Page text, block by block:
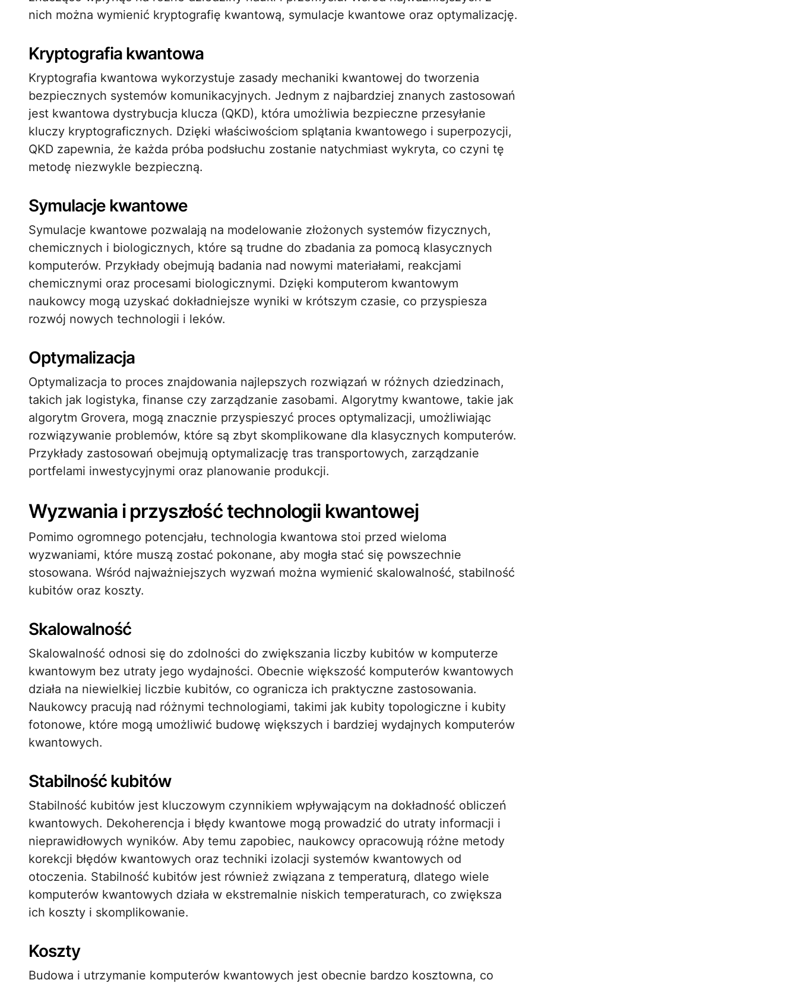
nich można wymienić kryptografię kwantową, symulacje kwantowe oraz optymalizację.
Kryptografia kwantowa
Kryptografia kwantowa wykorzystuje zasady mechaniki kwantowej do tworzenia
bezpiecznych systemów komunikacyjnych. Jednym z najbardziej znanych zastosowań
jest kwantowa dystrybucja klucza (QKD), która umożliwia bezpieczne przesyłanie
kluczy kryptograficznych. Dzięki właściwościom splątania kwantowego i superpozycji,
QKD zapewnia, że każda próba podsłuchu zostanie natychmiast wykryta, co czyni tę
metodę niezwykle bezpieczną.
Symulacje kwantowe
Symulacje kwantowe pozwalają na modelowanie złożonych systemów fizycznych,
chemicznych i biologicznych, które są trudne do zbadania za pomocą klasycznych
komputerów. Przykłady obejmują badania nad nowymi materiałami, reakcjami
chemicznymi oraz procesami biologicznymi. Dzięki komputerom kwantowym
naukowcy mogą uzyskać dokładniejsze wyniki w krótszym czasie, co przyspiesza
rozwój nowych technologii i leków.
Optymalizacja
Optymalizacja to proces znajdowania najlepszych rozwiązań w różnych dziedzinach,
takich jak logistyka, finanse czy zarządzanie zasobami. Algorytmy kwantowe, takie jak
algorytm Grovera, mogą znacznie przyspieszyć proces optymalizacji, umożliwiając
rozwiązywanie problemów, które są zbyt skomplikowane dla klasycznych komputerów.
Przykłady zastosowań obejmują optymalizację tras transportowych, zarządzanie
portfelami inwestycyjnymi oraz planowanie produkcji.
Wyzwania i przyszłość technologii kwantowej
Pomimo ogromnego potencjału, technologia kwantowa stoi przed wieloma
wyzwaniami, które muszą zostać pokonane, aby mogła stać się powszechnie
stosowana. Wśród najważniejszych wyzwań można wymienić skalowalność, stabilność
kubitów oraz koszty.
Skalowalność
Skalowalność odnosi się do zdolności do zwiększania liczby kubitów w komputerze
kwantowym bez utraty jego wydajności. Obecnie większość komputerów kwantowych
działa na niewielkiej liczbie kubitów, co ogranicza ich praktyczne zastosowania.
Naukowcy pracują nad różnymi technologiami, takimi jak kubity topologiczne i kubity
fotonowe, które mogą umożliwić budowę większych i bardziej wydajnych komputerów
kwantowych.
Stabilność kubitów
Stabilność kubitów jest kluczowym czynnikiem wpływającym na dokładność obliczeń
kwantowych. Dekoherencja i błędy kwantowe mogą prowadzić do utraty informacji i
nieprawidłowych wyników. Aby temu zapobiec, naukowcy opracowują różne metody
korekcji błędów kwantowych oraz techniki izolacji systemów kwantowych od
otoczenia. Stabilność kubitów jest również związana z temperaturą, dlatego wiele
komputerów kwantowych działa w ekstremalnie niskich temperaturach, co zwiększa
ich koszty i skomplikowanie.
Koszty
Budowa i utrzymanie komputerów kwantowych jest obecnie bardzo kosztowna, co